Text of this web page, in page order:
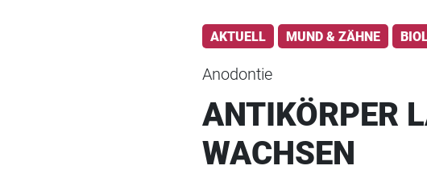
AKTUELL MUND & ZÄHNE
Anodontie
ANTIKÖRPER
WACHSEN